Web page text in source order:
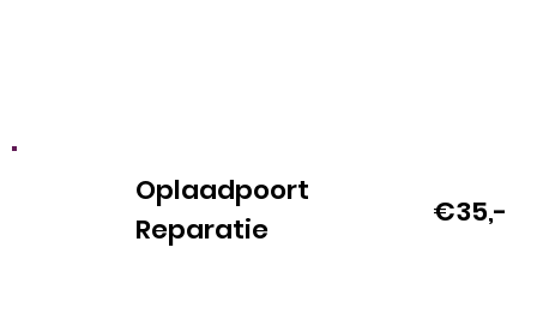
Oplaadpoort
Reparatie
€35,-